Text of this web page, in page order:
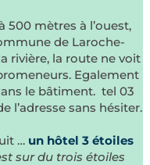
500 mètres à l’ouest,
de Laroche-
rivière, la route ne voit
Egalement
le bâtiment. tel 03
l’adresse sans hésiter.
… un hôtel 3 étoiles
sur du trois étoiles